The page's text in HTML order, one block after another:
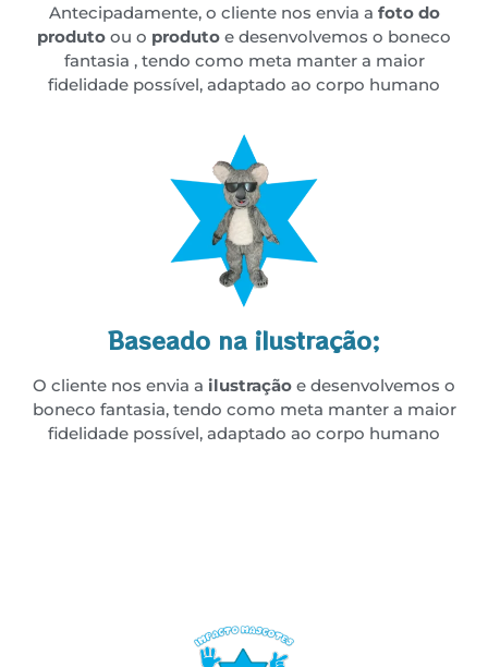
Antecipadamente, o cliente nos envia a foto do
produto ou o produto e desenvolvemos o boneco
fantasia , tendo como meta manter a maior
fidelidade possível, adaptado ao corpo humano
Baseado na ilustração;
O cliente nos envia a ilustração e desenvolvemos o
boneco fantasia, tendo como meta manter a maior
fidelidade possível, adaptado ao corpo humano